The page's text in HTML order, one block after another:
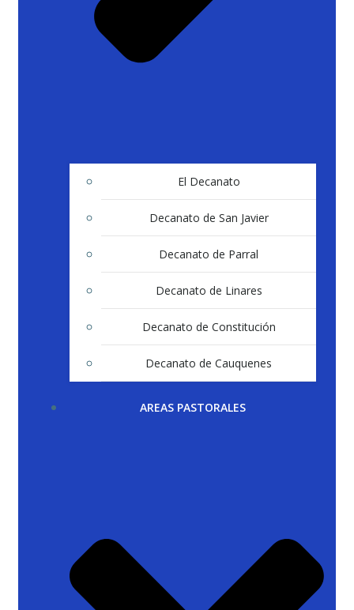
El Decanato
Decanato de San Javier
Decanato de Parral
Decanato de Linares
Decanato de Constitución
Decanato de Cauquenes
AREAS PASTORALES